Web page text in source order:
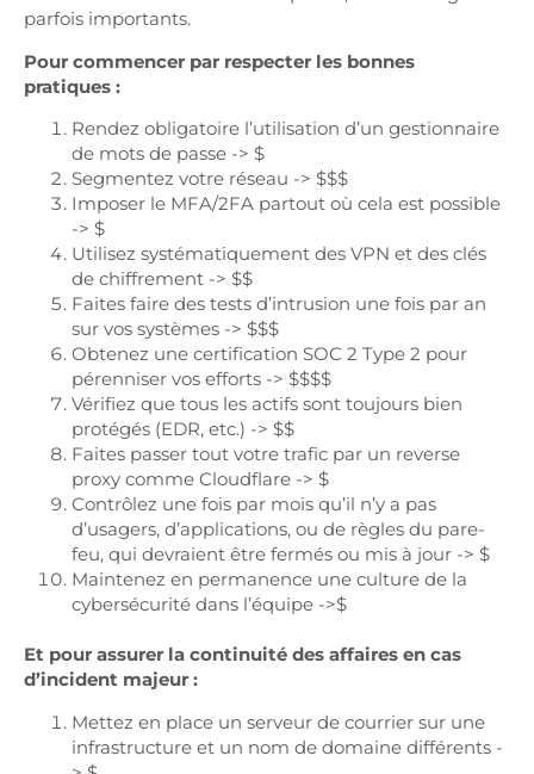
parfois importants.
Pour commencer par respecter les bonnes
pratiques :
Rendez obligatoire l’utilisation d’un gestionnaire
de mots de passe -> $
Segmentez votre réseau -> $$$
Imposer le MFA/2FA partout où cela est possible
-> $
Utilisez systématiquement des VPN et des clés
de chiffrement -> $$
Faites faire des tests d’intrusion une fois par an
sur vos systèmes -> $$$
Obtenez une certification SOC 2 Type 2 pour
pérenniser vos efforts -> $$$$
Vérifiez que tous les actifs sont toujours bien
protégés (EDR, etc.) -> $$
Faites passer tout votre trafic par un reverse
proxy comme Cloudflare -> $
Contrôlez une fois par mois qu’il n’y a pas
d’usagers, d’applications, ou de règles du pare-
feu, qui devraient être fermés ou mis à jour -> $
Maintenez en permanence une culture de la
cybersécurité dans l’équipe ->$
Et pour assurer la continuité des affaires en cas
d’incident majeur :
Mettez en place un serveur de courrier sur une
infrastructure et un nom de domaine différents -